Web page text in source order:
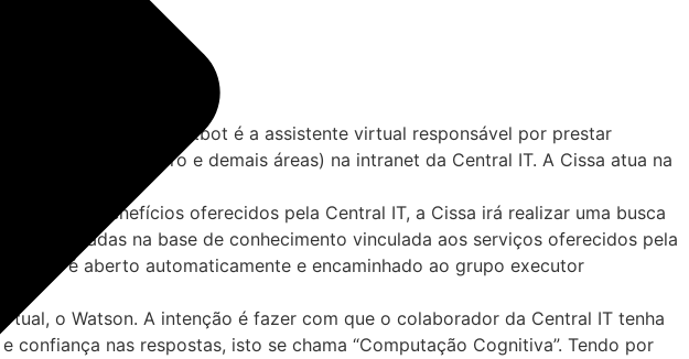
a Cissa. O chatbot é a assistente virtual responsável por prestar
Financeiro e demais áreas) na intranet da Central IT. A Cissa atua na
dos benefícios oferecidos pela Central IT, a Cissa irá realizar uma busca
encontradas na base de conhecimento vinculada aos serviços oferecidos pela
é aberto automaticamente e encaminhado ao grupo executor
o Watson. A intenção é fazer com que o colaborador da Central IT tenha
nas respostas, isto se chama “Computação Cognitiva”. Tendo por